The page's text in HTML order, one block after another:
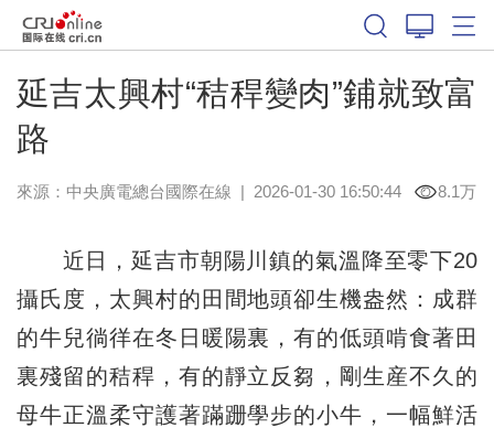
延吉太興村“秸稈變肉”鋪就致富
路
來源：中央廣電總台國際在線 | 2026-01-30 16:50:44 8.1万
近日，延吉市朝陽川鎮的氣溫降至零下20
攝氏度，太興村的田間地頭卻生機盎然：成群
的牛兒徜徉在冬日暖陽裏，有的低頭啃食著田
裏殘留的秸稈，有的靜立反芻，剛生産不久的
母牛正溫柔守護著蹣跚學步的小牛，一幅鮮活